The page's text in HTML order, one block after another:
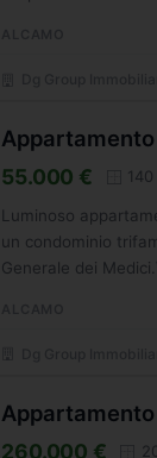
55.000 €
Luminoso
un condominio
Generale dei
260.000 €